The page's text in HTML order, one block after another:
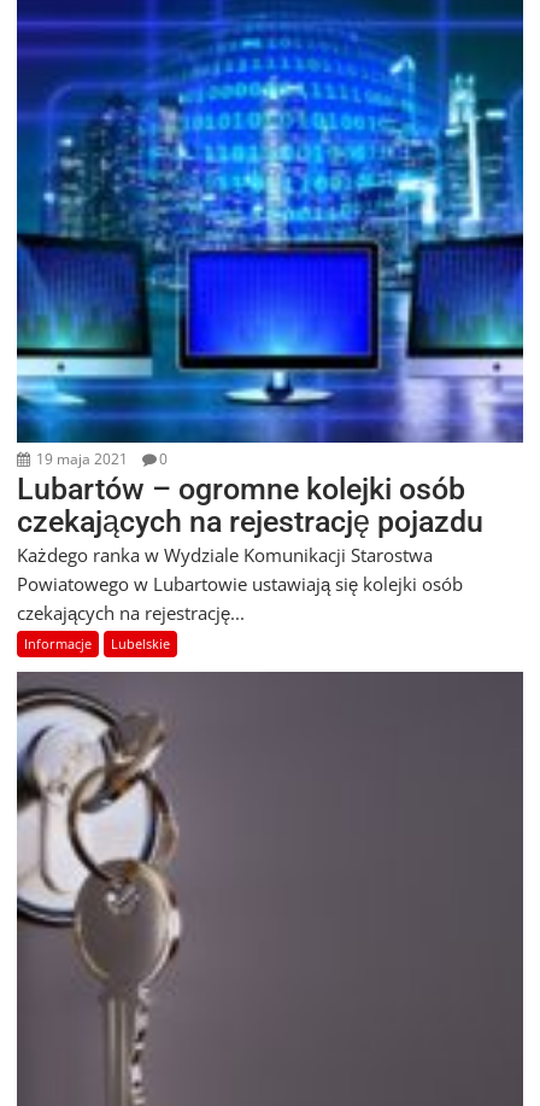
19 maja 2021 0
Lubartów – ogromne kolejki osób
czekających na rejestrację pojazdu
Każdego ranka w Wydziale Komunikacji Starostwa
Powiatowego w Lubartowie ustawiają się kolejki osób
czekających na rejestrację...
Informacje Lubelskie